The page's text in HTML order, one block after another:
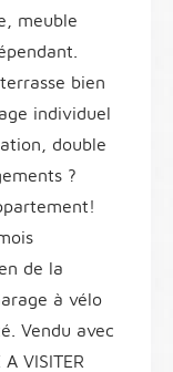
meuble
bien
individuel
double
?
de la
à vélo
Vendu avec
VISITER